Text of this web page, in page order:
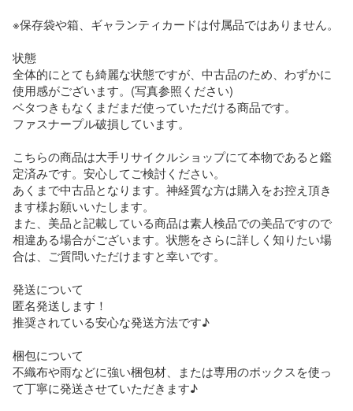
※保存袋や箱、ギャランティカードは付属品ではありません。
状態
全体的にとても綺麗な状態ですが、中古品のため、わずかに
使用感がございます。(写真参照ください)
ベタつきもなくまだまだ使っていただける商品です。
ファスナープル破損しています。
こちらの商品は大手リサイクルショップにて本物であると鑑
定済みです。安心してご検討ください。
あくまで中古品となります。神経質な方は購入をお控え頂き
ます様お願いいたします。
また、美品と記載している商品は素人検品での美品ですので
相違ある場合がございます。状態をさらに詳しく知りたい場
合は、ご質問いただけますと幸いです。
発送について
匿名発送します！
推奨されている安心な発送方法です♪
梱包について
不織布や雨などに強い梱包材、または専用のボックスを使っ
て丁寧に発送させていただきます♪